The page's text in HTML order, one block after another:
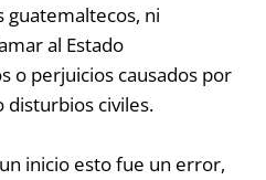
guatemaltecos, ni
al Estado
o perjuicios causados por
civiles.
inicio esto fue un error,